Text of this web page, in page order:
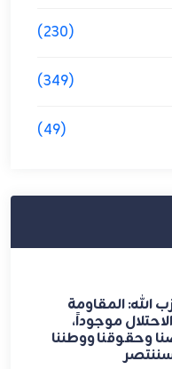
(230)
(349)
(49)
الله: المقاومة
موجوداً،
وحقوقنا ووطننا